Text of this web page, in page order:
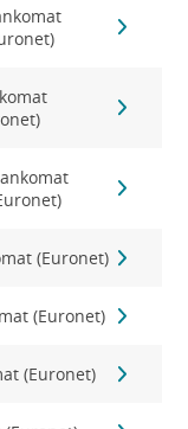
(Euronet)
(Euronet)
(Euronet)